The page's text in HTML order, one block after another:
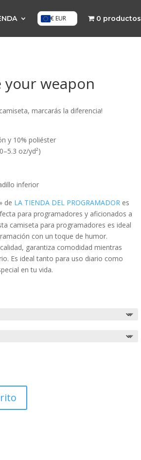
€ EUR 0 productos
your weapon
marcarás la diferencia!
y 10% poliéster
oz/yd²)
inferior
de LA TIENDA DEL PROGRAMADORes
para programadores y aficionados a
camiseta para programadores es ideal
con un toque de humor.
garantiza comodidad mientras
Es ideal tanto para uso diario como
en tu vida.